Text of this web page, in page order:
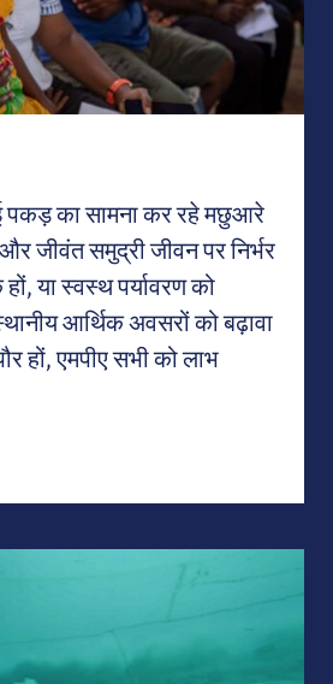
पकड़ का सामना कर रहे मछुआरे
जीवंत समुद्री जीवन पर निर्भर
या स्वस्थ पर्यावरण को
आर्थिक अवसरों को बढ़ावा
हों, एमपीए सभी को लाभ